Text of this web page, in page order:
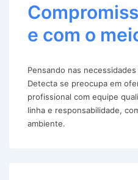
e com o
Pensando nas
Detecta se preocupa em
profissional com equipe
linha e responsabilidade,
ambiente.